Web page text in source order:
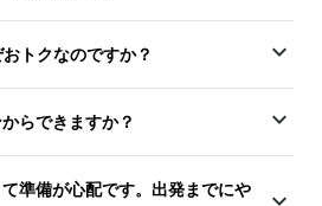
トクなのですか？
らできますか？
準備が心配です。出発までにや